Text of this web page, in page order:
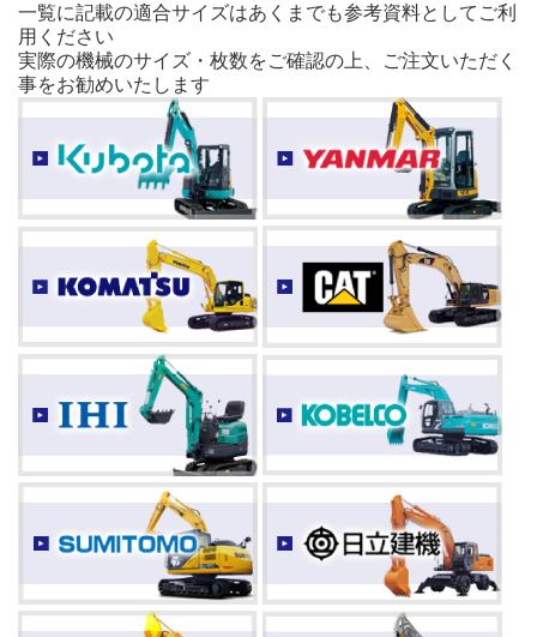
一覧に記載の適合サイズはあくまでも参考資料としてご利
用ください
実際の機械のサイズ・枚数をご確認の上、ご注文いただく
事をお勧めいたします